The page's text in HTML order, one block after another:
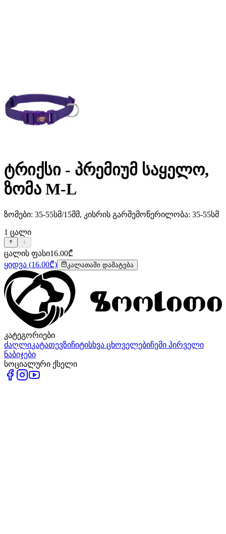
ტრიქსი - პრემიუმ საყელო,
ზომა M-L
ზომები: 35-55სმ/15მმ, კისრის გარშემოწერილობა: 35-55სმ
1 ცალი
ცალის ფასი16.00₾
ყიდვა (16.00₾) კალათაში დამატება
კატეგორიები
ძაღლიკატათევზიჩიტისხვა ცხოველებიჩემი პირველი
ნაბიჯები
სოციალური ქსელი